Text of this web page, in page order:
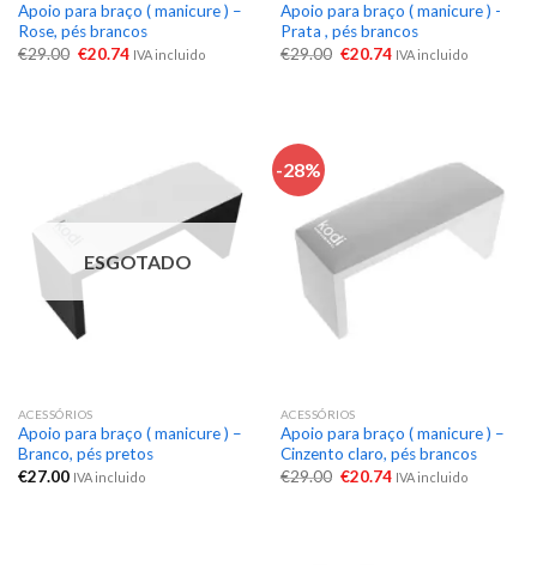
Apoio para braço ( manicure ) –
Rose, pés brancos
€29.00 €20.74 IVA incluido
Apoio para braço ( manicure ) -
Prata , pés brancos
€29.00 €20.74 IVA incluido
ESGOTADO
ACESSÓRIOS
Apoio para braço ( manicure ) –
Branco, pés pretos
€27.00 IVA incluido
-28%
ACESSÓRIOS
Apoio para braço ( manicure ) –
Cinzento claro, pés brancos
€29.00 €20.74 IVA incluido